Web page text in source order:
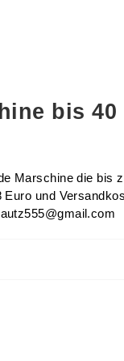
bis 40
Marschine die bis
und